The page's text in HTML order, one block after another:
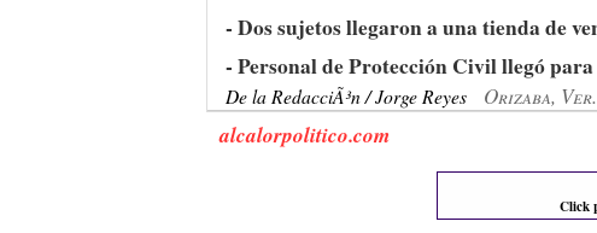
- Dos sujetos llegaron a una tienda de
- Personal de Protección Civil llegó
De la RedacciÃ³n / Jorge Reyes Orizaba,
alcalorpolitico.com
Click